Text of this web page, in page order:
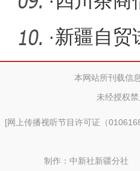
传播中国
·新疆自贸
服务中心
本网站所刊载信
未经授权
[网上传播视听节目许可证（
制作：中新社新疆分